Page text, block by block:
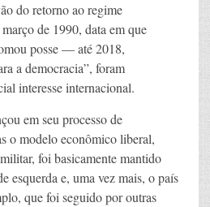
do retorno ao regime
de 1990, data em que
posse — até 2018,
a democracia”, foram
interesse internacional.
em seu processo de
o modelo econômico liberal,
foi basicamente mantido
esquerda e, uma vez mais, o país
que foi seguido por outras